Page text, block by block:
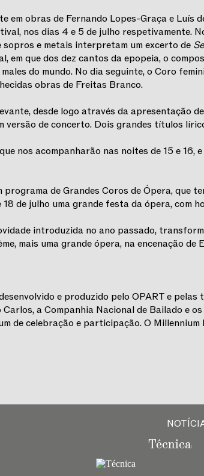
em obras de Fernando Lopes-Graça e Luís
nos dias 4 e 5 de julho respetivamente.
e metais interpretam um excerto de
em que dos dez cantos da epopeia, o
do mundo. No dia seguinte, o Coro
obras de Freitas Branco.
desde logo através da apresentação
versão de concerto. Dois grandes títulos
nos acompanharão nas noites de 15 e 16,
de Grandes Coros de Ópera, que
de julho uma grande festa da ópera, com
introduzida no ano passado,
mais uma grande ópera, na encenação de
e produzido pelo OPART e
a Companhia Nacional de Bailado e
de celebração e participação. O Millennium
Técnica